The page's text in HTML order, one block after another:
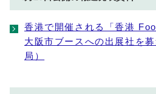
香港で開催される「香港
大阪市ブースへの出展社を
局）